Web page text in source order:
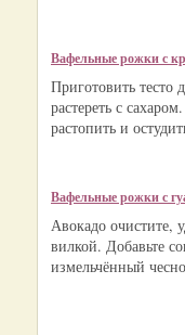
Вафельные рожки с
Приготовить тесто
растереть с
растопить и
Вафельные рожки с
Авокадо очистите,
вилкой. Добавьте
измельчённый